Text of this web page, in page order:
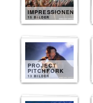
IMPRESSIONEN
15 BILDER
PROJECT
PITCHFORK
13 BILDER